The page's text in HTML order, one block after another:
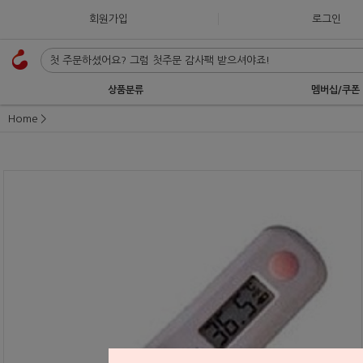
회원가입 로그인
상품분류 멤버십/쿠폰
Home